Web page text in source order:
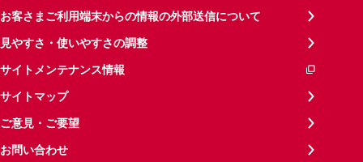
お客さまご利用端末からの情報の外部送信について
見やすさ・使いやすさの調整
サイトメンテナンス情報
サイトマップ
ご意見・ご要望
お問い合わせ